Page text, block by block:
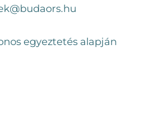
egyeztetés alapján